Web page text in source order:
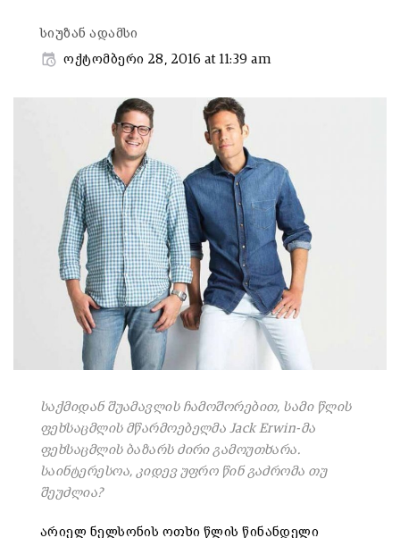
სიუზან ადამსი
ოქტომბერი 28, 2016 at 11:39 am
საქმიდან შუამავლის ჩამოშორებით, სამი წლის
ფეხსაცმლის მწარმოებელმა Jack Erwin-მა
ფეხსაცმლის ბაზარს ძირი გამოუთხარა.
საინტერესოა, კიდევ უფრო წინ გაძრომა თუ
შეუძლია?
არიელ ნელსონის ოთხი წლის წინანდელი